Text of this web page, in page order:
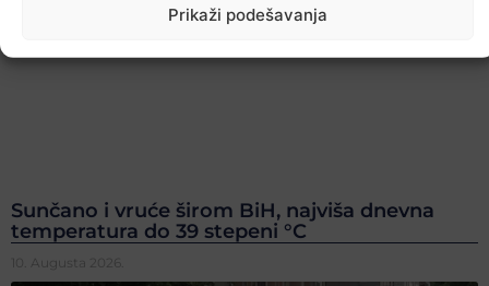
Prikaži podešavanja
Sunčano i vruće širom BiH, najviša dnevna
temperatura do 39 stepeni °C
10. Augusta 2026.